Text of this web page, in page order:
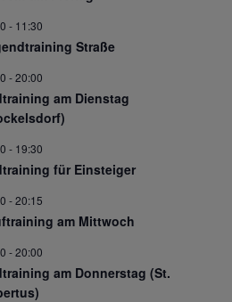
- 11:30
Straße
-20:00
am Dienstag
- 19:30
für Einsteiger
-20:15
am Mittwoch
-20:00
am Donnerstag (St.